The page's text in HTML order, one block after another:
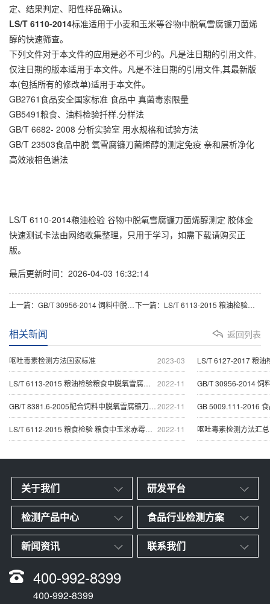
定、结果判定、阳性样品确认。
LS/T 6110-2014标准适用于小麦和玉米等谷物中脱氧雪腐镰刀菌烯
醇的快速筛查。
下列文件对于本文件的应用是必不可少的。凡是注日期的引用文件,
仅注日期的版本适用于本文件。凡是不注日期的引用文件,其最新版
本(包括所有的修改单)适用于本文件。
GB2761食品安全国家标准 食品中 真菌毒索限量
GB5491粮食、油料检验扦样.分样法
GB/T 6682- 2008 分析实验室 用水规格和试验方法
GB/T 23503食品中脱 氧雪腐镰刀菌烯醇的测定免疫 亲和层析净化
高效液相色谱法
LS/T 6110-2014粮油检验 谷物中脱氧雪腐镰刀菌烯醇测定 胶体金
快速测试卡法由网络收集整理，只用于学习，如需下载请购买正
版。
最后更新时间：2026-04-03 16:32:14
上一篇：GB/T 30956-2014 饲料中脱氧雪腐镰刀菌烯醇的测定免疫亲和柱净化-高效液相色谱法 下一篇：LS/T 6113-2015 粮油检验粮食中脱氧雪腐镰刀菌烯醇测定胶体金快速定量法
返回列表
相关新闻
2023-03
呕吐毒素检测方法国家标准 LS/T 6127-2017 粮油检验
2022-11
LS/T 6113-2015 粮油检验粮食中脱氧雪腐镰刀菌烯醇 GB/T 30956-2014 饲料中
2022-11
GB/T 8381.6-2005配合饲料中脱氧雪腐镰刀菌烯醇的测 GB 5009.111-2016 食品安
2022-11
LS/T 6112-2015 粮食检验 粮食中玉米赤霉烯酮测定 呕吐毒素检测方法汇总
关于我们 研发平台
检测产品中心 食品行业检测方案
新闻资讯 联系我们
400-992-8399
400-992-8399